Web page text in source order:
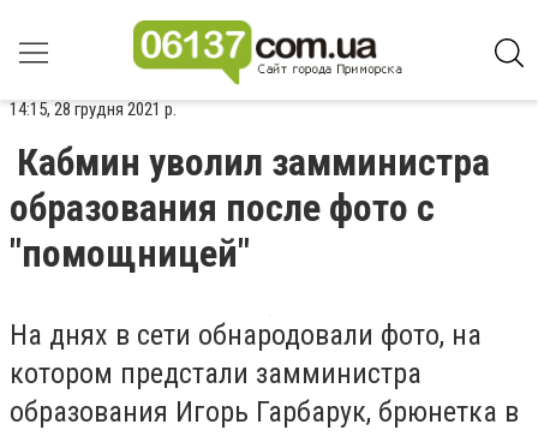
14:15, 28 грудня 2021 р.
Кабмин уволил замминистра
образования после фото с
"помощницей"
На днях в сети обнародовали фото, на
котором предстали замминистра
образования Игорь Гарбарук, брюнетка в